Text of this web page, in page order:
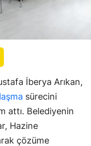
İberya Arıkan,
sürecini
attı. Belediyenin
Hazine
çözüme